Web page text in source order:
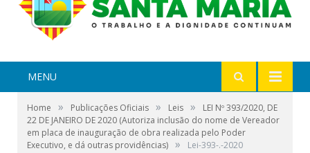
MENU
Home » Publicações Oficiais » Leis »
LEI Nº 393/2020, DE
22 DE JANEIRO DE 2020 (Autoriza inclusão do nome de Vereador
em placa de inauguração de obra realizada pelo Poder
Executivo, e dá outras providências) » Lei-393-.-2020